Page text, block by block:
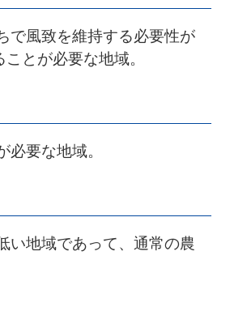
で風致を維持する必要性が
とが必要な地域。
要な地域。
い地域であって、通常の農